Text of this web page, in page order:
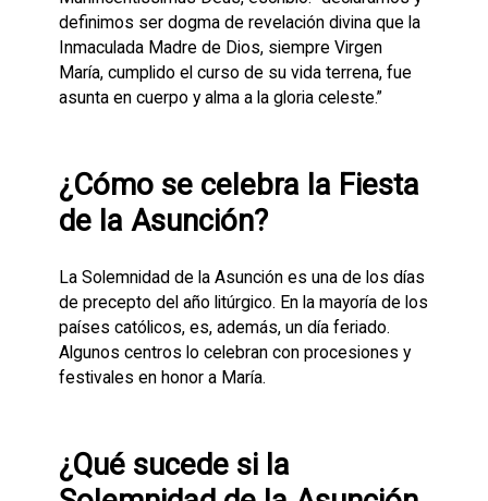
definimos ser dogma de revelación divina que la
Inmaculada Madre de Dios, siempre Virgen
María, cumplido el curso de su vida terrena, fue
asunta en cuerpo y alma a la gloria celeste.”
¿Cómo se celebra la Fiesta
de la Asunción?
La Solemnidad de la Asunción es una de los días
de precepto del año litúrgico. En la mayoría de los
países católicos, es, además, un día feriado.
Algunos centros lo celebran con procesiones y
festivales en honor a María.
¿Qué sucede si la